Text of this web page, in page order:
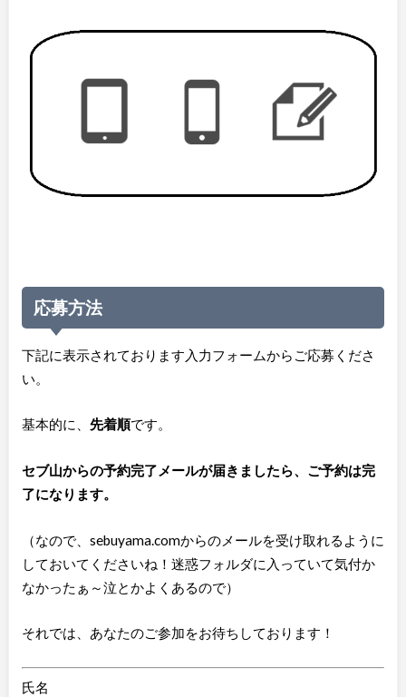
応募方法
下記に表示されております入力フォームからご応募くださ
い。
基本的に、 先着順です。
セブ山からの予約完了メールが届きましたら、ご予約は完
了になります。
（なので、sebuyama.comからのメールを受け取れるように
しておいてくださいね！迷惑フォルダに入っていて気付か
なかったぁ～泣とかよくあるので）
それでは、あなたのご参加をお待ちしております！
氏名